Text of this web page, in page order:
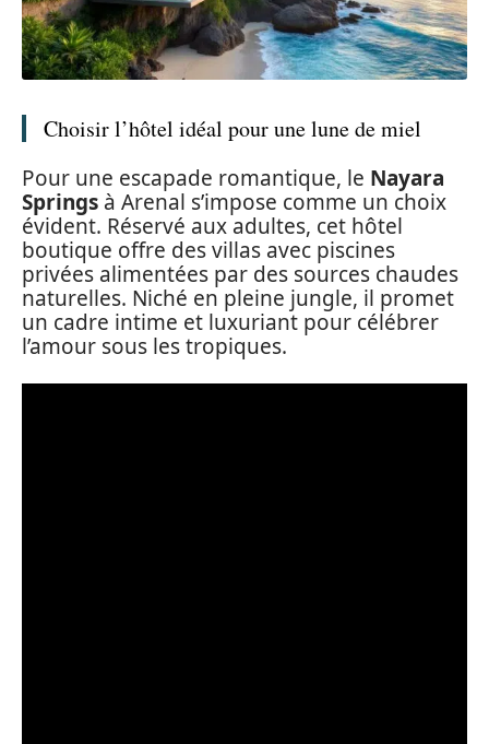
Choisir l’hôtel idéal pour une lune de miel
Pour une escapade romantique, le Nayara
Springs à Arenal s’impose comme un choix
évident. Réservé aux adultes, cet hôtel
boutique offre des villas avec piscines
privées alimentées par des sources chaudes
naturelles. Niché en pleine jungle, il promet
un cadre intime et luxuriant pour célébrer
l’amour sous les tropiques.